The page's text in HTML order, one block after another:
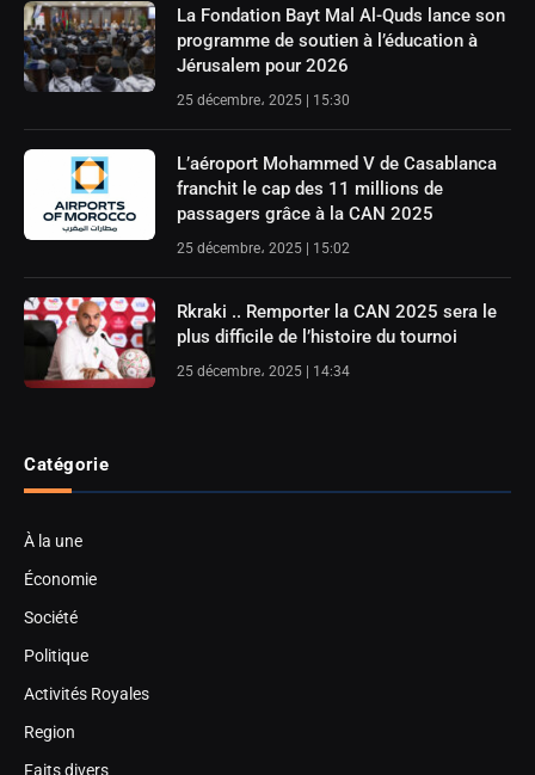
La Fondation Bayt Mal Al-Quds lance son
programme de soutien à l’éducation à
Jérusalem pour 2026
25 décembre، 2025 | 15:30
L’aéroport Mohammed V de Casablanca
franchit le cap des 11 millions de
passagers grâce à la CAN 2025
25 décembre، 2025 | 15:02
Rkraki .. Remporter la CAN 2025 sera le
plus difficile de l’histoire du tournoi
25 décembre، 2025 | 14:34
Catégorie
À la une
Économie
Société
Politique
Activités Royales
Region
Faits divers